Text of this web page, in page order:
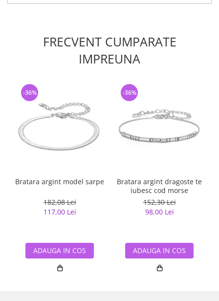
FRECVENT CUMPARATE
IMPREUNA
Bratara argint model sarpe
182,08 Lei
117,00 Lei
-36%
ADAUGA IN COS
Bratara argint dragoste te
iubesc cod morse
152,30 Lei
98,00 Lei
-36%
ADAUGA IN COS